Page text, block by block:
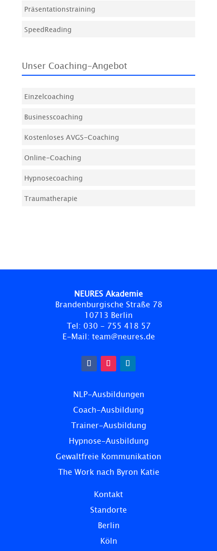
Präsentationstraining
SpeedReading
Unser Coaching-Angebot
Einzelcoaching
Businesscoaching
Kostenloses AVGS-Coaching
Online-Coaching
Hypnosecoaching
Traumatherapie
NEURES Akademie
Brandenburgische Straße 78
10713 Berlin
Tel: 030 - 755 418 57
E-Mail: team@neures.de
NLP-Ausbildungen
Coach-Ausbildung
Trainer-Ausbildung
Hypnose-Ausbildung
Gewaltfreie Kommunikation
The Work nach Byron Katie
Kontakt
Standorte
Berlin
Köln